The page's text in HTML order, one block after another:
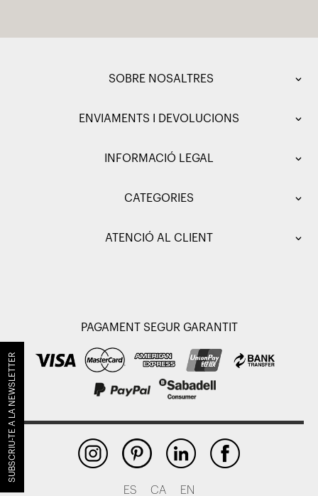
SOBRE NOSALTRES
ENVIAMENTS I DEVOLUCIONS
INFORMACIÓ LEGAL
CATEGORIES
ATENCIÓ AL CLIENT
PAGAMENT SEGUR GARANTIT
SUBSCRIU-TE A LA NEWSLETTER
ES CA EN